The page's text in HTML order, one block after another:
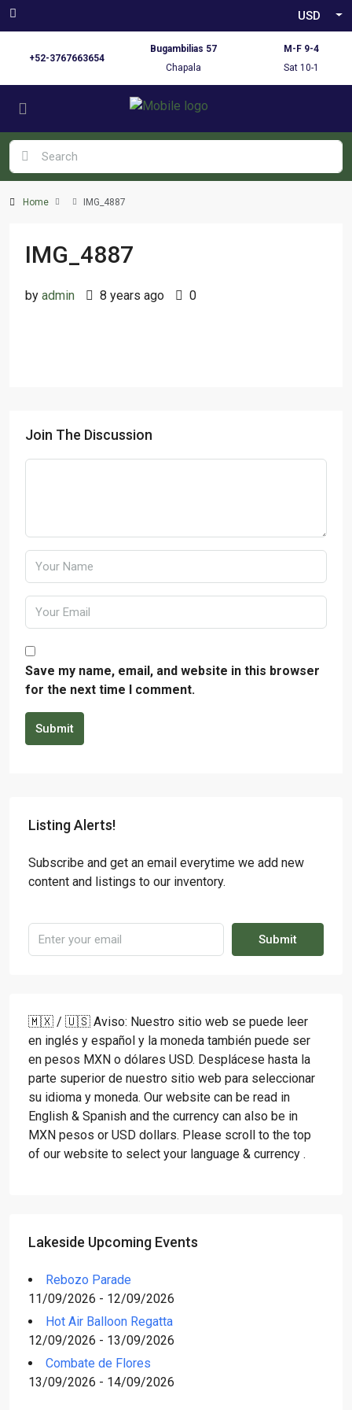
USD
+52-3767663654
Bugambilias 57
Chapala
M-F 9-4
Sat 10-1
Home IMG_4887
IMG_4887
by admin 8 years ago 0
Join The Discussion
Save my name, email, and website in this browser
for the next time I comment.
Submit
Listing Alerts!
Subscribe and get an email everytime we add new
content and listings to our inventory.
Submit
🇲🇽 / 🇺🇸 Aviso: Nuestro sitio web se puede leer
en inglés y español y la moneda también puede ser
en pesos MXN o dólares USD. Desplácese hasta la
parte superior de nuestro sitio web para seleccionar
su idioma y moneda. Our website can be read in
English & Spanish and the currency can also be in
MXN pesos or USD dollars. Please scroll to the top
of our website to select your language & currency .
Lakeside Upcoming Events
Rebozo Parade
11/09/2026 - 12/09/2026
Hot Air Balloon Regatta
12/09/2026 - 13/09/2026
Combate de Flores
13/09/2026 - 14/09/2026